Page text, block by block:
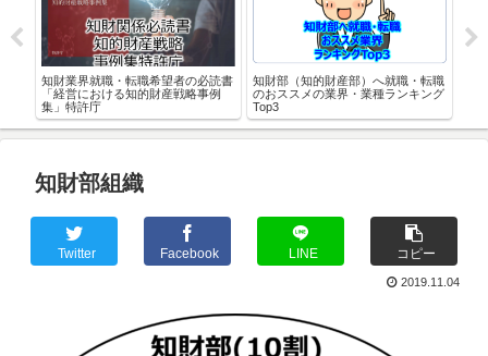
知財業界就職・転職希望者の必読書
「経営における知的財産戦略事例
集」特許庁
知財部（知的財産部）へ就職・転職
のおススメの業界・業種ランキング
Top3
知財部組織
Twitter Facebook LINE コピー
2019.11.04